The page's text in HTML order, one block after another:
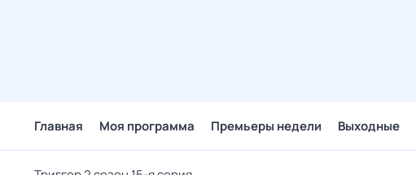
Главная Моя программа Премьеры недели Выходные